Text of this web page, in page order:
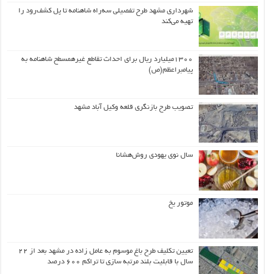
شهرداری مشهد طرح تفصیلی سه‌راه شاهنامه تا پل کشف‌رود را
تهیه می‌کند
۱۳۰۰میلیارد ریال برای احداث تقاطع غیرهمسطح شاهنامه به
پیامبراعظم(ص)
تصویب طرح بازنگری قلعه وکیل آباد مشهد
سال نوی یهودی روش‌هشانا
موتور یخ
تعیین تکلیف طرح باغ موسوم به عامل زاده در مشهد بعد از ۲۲
سال با قابلیت بلند مرتبه سازی تا تراکم ۶۰۰ درصد